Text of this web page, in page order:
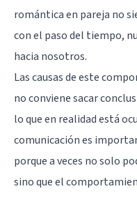
romántica en pareja no
con el paso del tiempo,
hacia nosotros.
Las causas de este
no conviene sacar
lo que en realidad está
comunicación es
porque a veces no solo
sino que el